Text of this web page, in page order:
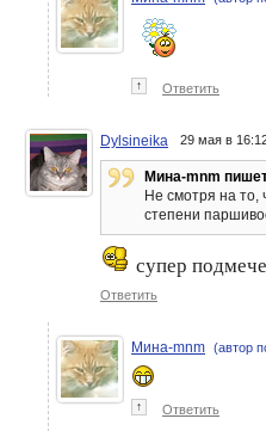
↑ Ответить
Dylsineika 29 мая в
Мина-mnm
Не смотря на то,
степени
супер
Ответить
Мина-mnm (автор
↑ Ответить